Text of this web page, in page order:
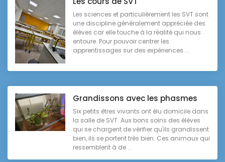
Les sciences et particulièrement les SVT sont
une discipline généralement appréciée des
élèves car elle touche à la réalité qui nous
entoure. Pour pouvoir centrer les
apprentissages sur des expériences ...
Grandissons avec les phasmes
Six petits êtres vivants ont élu domicile dans
la salle de SVT. Aux bons soins des élèves
qui se chargent de vérifier qu'ils grandissent
bien, ils se portent très bien. Ces animaux qui
ressemblent à de ...